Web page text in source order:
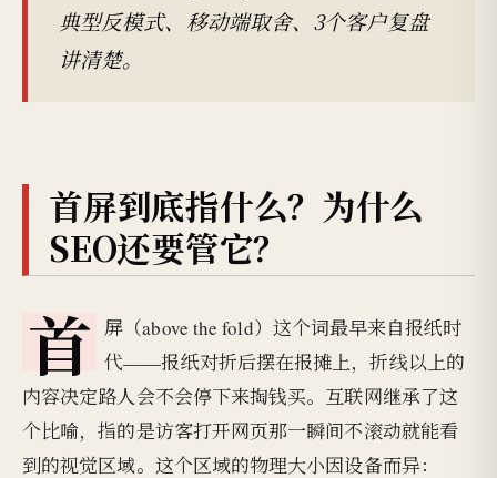
典型反模式、移动端取舍、3个客户复盘
讲清楚。
首屏到底指什么？为什么
SEO还要管它？
首 屏（above the fold）这个词最早来自报纸时
代——报纸对折后摆在报摊上，折线以上的
内容决定路人会不会停下来掏钱买。互联网继承了这
个比喻，指的是访客打开网页那一瞬间不滚动就能看
到的视觉区域。这个区域的物理大小因设备而异：